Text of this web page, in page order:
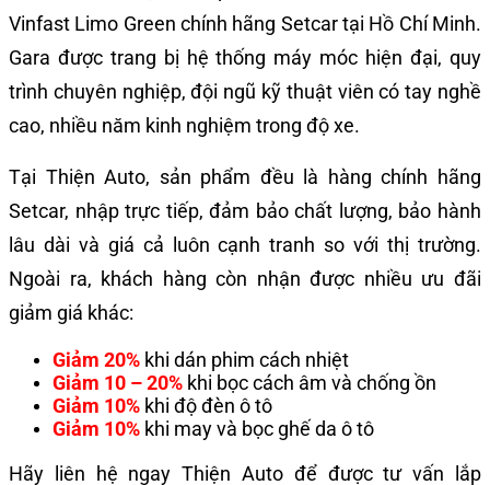
Vinfast Limo Green chính hãng Setcar tại Hồ Chí Minh.
Gara được trang bị hệ thống máy móc hiện đại, quy
trình chuyên nghiệp, đội ngũ kỹ thuật viên có tay nghề
cao, nhiều năm kinh nghiệm trong độ xe.
Tại Thiện Auto, sản phẩm đều là hàng chính hãng
Setcar, nhập trực tiếp, đảm bảo chất lượng, bảo hành
lâu dài và giá cả luôn cạnh tranh so với thị trường.
Ngoài ra, khách hàng còn nhận được nhiều ưu đãi
giảm giá khác:
Giảm 20% khi dán phim cách nhiệt
Giảm 10 – 20% khi bọc cách âm và chống ồn
Giảm 10% khi độ đèn ô tô
Giảm 10% khi may và bọc ghế da ô tô
Hãy liên hệ ngay Thiện Auto để được tư vấn lắp